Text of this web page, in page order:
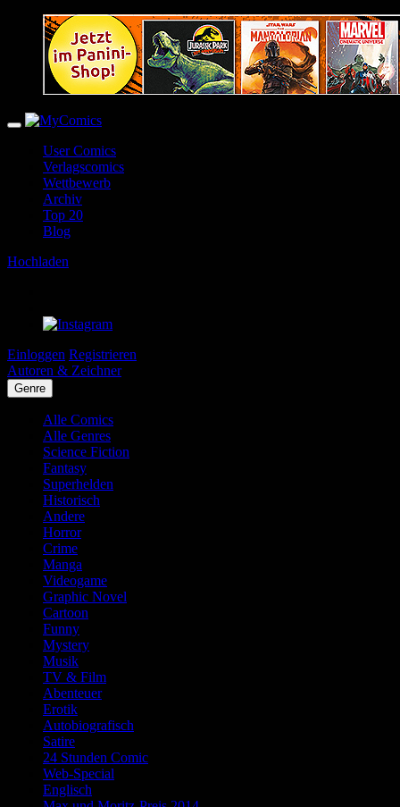
User Comics
Verlagscomics
Wettbewerb
Archiv
Top 20
Blog
Hochladen
Einloggen Registrieren
Autoren & Zeichner
Genre
Alle Comics
Alle Genres
Science Fiction
Fantasy
Superhelden
Historisch
Andere
Horror
Crime
Manga
Videogame
Graphic Novel
Cartoon
Funny
Mystery
Musik
TV & Film
Abenteuer
Erotik
Autobiografisch
Satire
24 Stunden Comic
Web-Special
Englisch